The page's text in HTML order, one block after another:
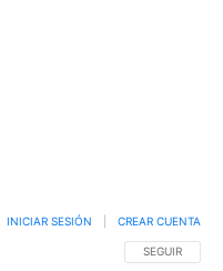
SIGA ESTA
SEGUIR
INICIAR SESIÓN CREAR CUENTA